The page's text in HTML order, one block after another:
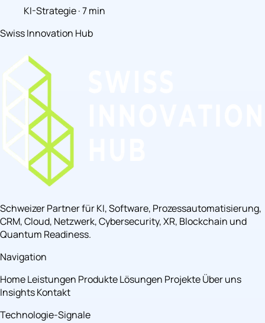
KI-Strategie · 7 min
Swiss Innovation Hub
Schweizer Partner für KI, Software, Prozessautomatisierung,
CRM, Cloud, Netzwerk, Cybersecurity, XR, Blockchain und
Quantum Readiness.
Navigation
HomeLeistungen ProdukteLösungen ProjekteÜber uns
InsightsKontakt
Technologie-Signale